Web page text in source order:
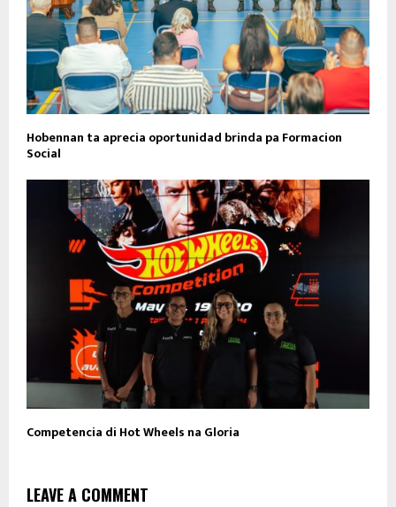
Hobennan ta aprecia oportunidad brinda pa Formacion
Social
Competencia di Hot Wheels na Gloria
LEAVE A COMMENT